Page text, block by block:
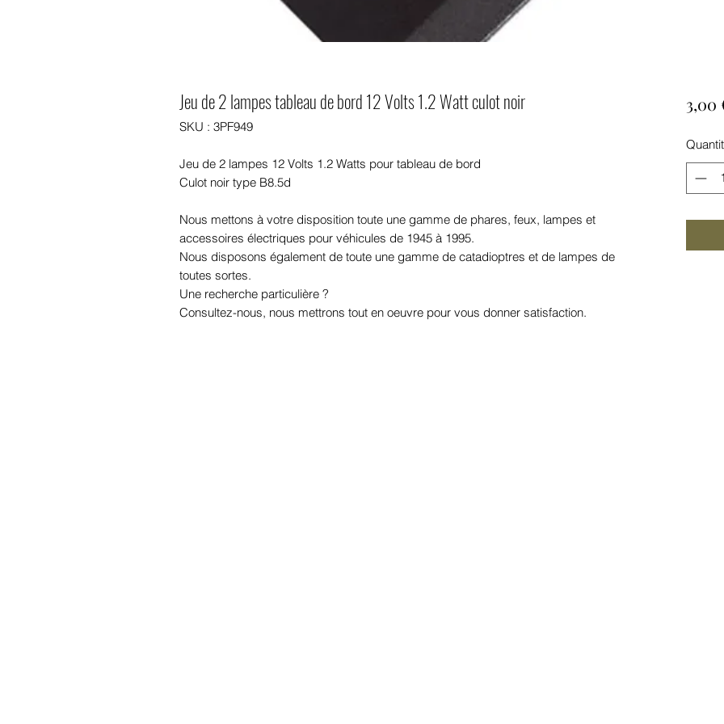
Jeu de 2 lampes tableau de bord 12 Volts 1.2 Watt culot noir
SKU : 3PF949
Jeu de 2 lampes 12 Volts 1.2 Watts pour tableau de bord
Culot noir type B8.5d
Nous mettons à votre disposition toute une gamme de phares, feux, lampes et
accessoires électriques pour véhicules de 1945 à 1995.
Nous disposons également de toute une gamme de catadioptres et de lampes de
toutes sortes.
Une recherche particulière ?
Consultez-nous, nous mettrons tout en oeuvre pour vous donner satisfaction.
3,00